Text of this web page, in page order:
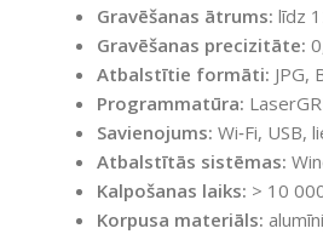
Gravēšanas ātrums: līdz
Gravēšanas precizitāte:
Atbalstītie formāti: JPG,
Programmatūra:
Savienojums: Wi‑Fi, USB,
Atbalstītās sistēmas:
Kalpošanas laiks: > 10
Korpusa materiāls: